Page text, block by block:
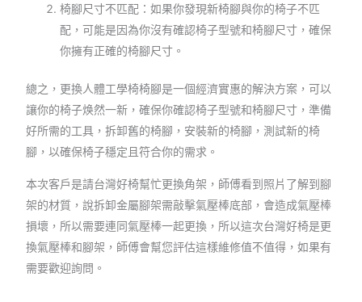
椅腳尺寸不匹配：如果你發現新椅腳與你的椅子不匹
配，可能是因為你沒有確認椅子型號和椅腳尺寸，確保
你擁有正確的椅腳尺寸。
總之，更換人體工學椅椅腳是一個經濟實惠的解決方案，可以
讓你的椅子焕然一新，確保你確認椅子型號和椅腳尺寸，準備
好所需的工具，拆卸舊的椅腳，安裝新的椅腳，測試新的椅
腳，以確保椅子穩定且符合你的需求。
本次客戶是請台灣好椅幫忙更換角架，師傅看到照片了解到腳
架的材質，說拆卸金屬腳架需敲擊氣壓棒底部，會造成氣壓棒
損壞，所以需要連同氣壓棒一起更換，所以這次台灣好椅是更
換氣壓棒和腳架，師傅會幫您評估這樣維修值不值得，如果有
需要歡迎詢問。